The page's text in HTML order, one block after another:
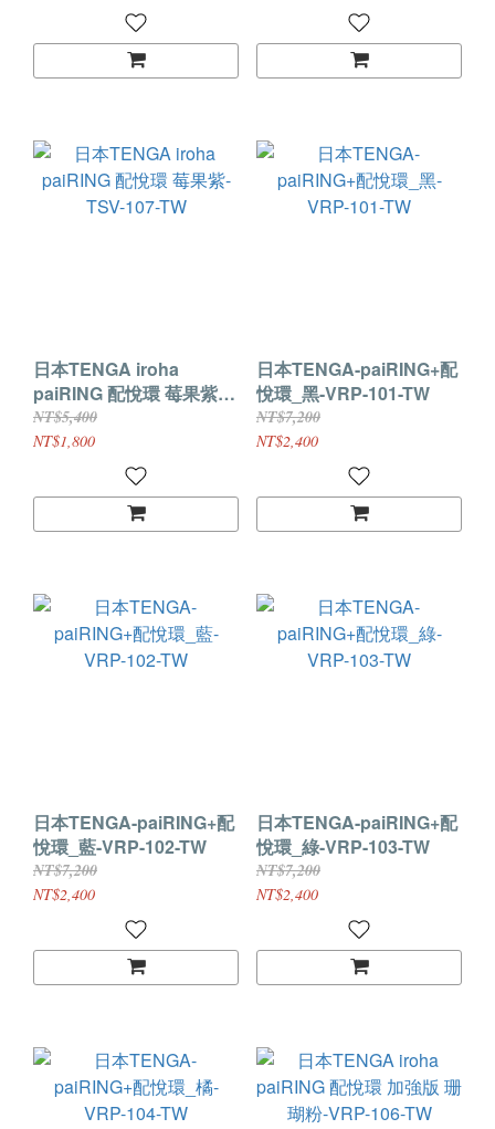
日本TENGA iroha
paiRING 配悅環 莓果紫-
TSV-107-TW
NT$5,400
NT$1,800
日本TENGA-paiRING+配
悅環_黑-VRP-101-TW
NT$7,200
NT$2,400
日本TENGA-paiRING+配
悅環_藍-VRP-102-TW
NT$7,200
NT$2,400
日本TENGA-paiRING+配
悅環_綠-VRP-103-TW
NT$7,200
NT$2,400